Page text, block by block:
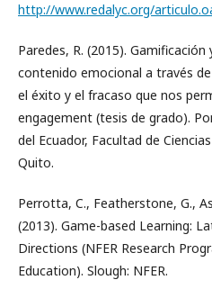
http://www.redalyc.org/
Paredes, R. (2015).
contenido emocional a través
el éxito y el fracaso que nos
engagement (tesis de grado).
del Ecuador, Facultad de
Quito.
Perrotta, C., Featherstone, G.,
(2013). Game-based Learning:
Directions (NFER Research
Education). Slough: NFER.